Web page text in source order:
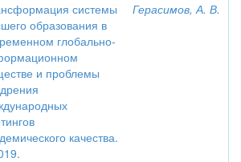
системы
образования в
глобально-
и проблемы
качества.
Герасимов, А. В.